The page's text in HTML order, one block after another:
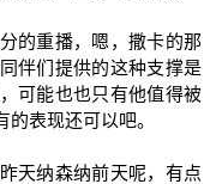
的重播，嗯，撒卡的那
伴们提供的这种支撑是
可能也也只有他值得被
表现还可以吧。
天纳森纳前天呢，有点